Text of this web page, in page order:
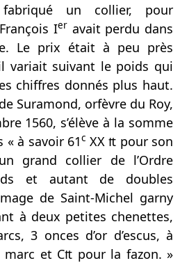
un collier, pour
Ieravait perdu dans
Le prix était à peu près
variait suivant le poids qui
chiffres donnés plus haut.
Suramond, orfèvre du Roy,
1560, s’élève à la somme
« à savoir 61c XX ₶ pour son
grand collier de l’Ordre
et autant de doubles
de Saint-Michel garny
à deux petites chenettes,
3 onces d’or d’escus, à
et C₶ pour la fazon. »